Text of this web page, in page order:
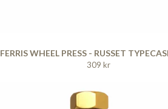
FERRIS WHEEL PRESS - RUSSET
309 kr